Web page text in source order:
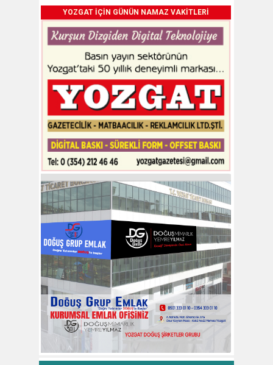
YOZGAT İÇİN GÜNÜN NAMAZ VAKİTLERİ